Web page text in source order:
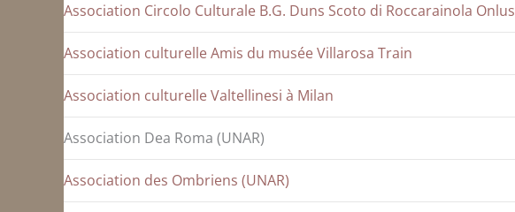
Association Circolo Culturale B.G. Duns Scoto di Roccarainola Onlus
Association culturelle Amis du musée Villarosa Train
Association culturelle Valtellinesi à Milan
Association Dea Roma (UNAR)
Association des Ombriens (UNAR)